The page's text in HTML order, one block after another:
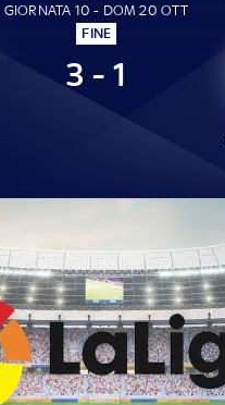
GIORNATA 10 - DOM 20 OTT
FINE
3 - 1